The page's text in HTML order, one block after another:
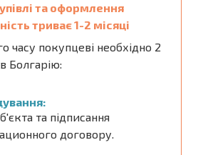
та оформлення
триває 1-2 місяці
часу покупцеві необхідно 2
Болгарію:
та підписання
договору.